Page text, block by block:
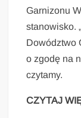
Garnizonu
stanowisko.
Dowództwo
o zgodę na
czytamy.
CZYTAJ